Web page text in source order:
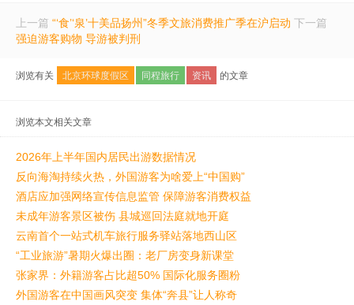
上一篇 “‘食’‘泉’十美品扬州”冬季文旅消费推广季在沪启动 下一篇
强迫游客购物 导游被判刑
浏览有关 北京环球度假区 同程旅行 资讯 的文章
浏览本文相关文章
2026年上半年国内居民出游数据情况
反向海淘持续火热，外国游客为啥爱上“中国购”
酒店应加强网络宣传信息监管 保障游客消费权益
未成年游客景区被伤 县城巡回法庭就地开庭
云南首个一站式机车旅行服务驿站落地西山区
“工业旅游”暑期火爆出圈：老厂房变身新课堂
张家界：外籍游客占比超50% 国际化服务圈粉
外国游客在中国画风突变 集体“奔县”让人称奇